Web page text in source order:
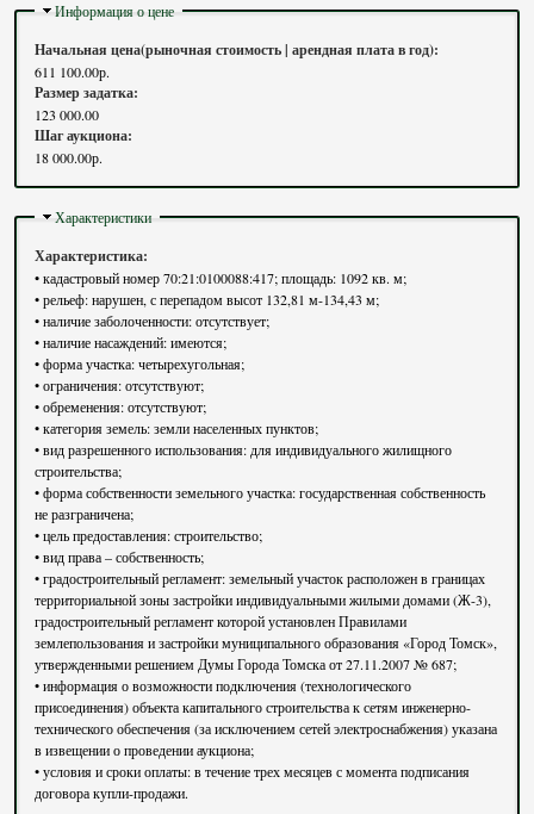
Скрыть
Информация о цене
Начальная цена(рыночная стоимость | арендная плата в год):
611 100.00р.
Размер задатка:
123 000.00
Шаг аукциона:
18 000.00р.
Скрыть
Характеристики
Характеристика:
• кадастровый номер 70:21:0100088:417; площадь: 1092 кв. м;
• рельеф: нарушен, с перепадом высот 132,81 м-134,43 м;
• наличие заболоченности: отсутствует;
• наличие насаждений: имеются;
• форма участка: четырехугольная;
• ограничения: отсутствуют;
• обременения: отсутствуют;
• категория земель: земли населенных пунктов;
• вид разрешенного использования: для индивидуального жилищного
строительства;
• форма собственности земельного участка: государственная собственность
не разграничена;
• цель предоставления: строительство;
• вид права – собственность;
• градостроительный регламент: земельный участок расположен в границах
территориальной зоны застройки индивидуальными жилыми домами (Ж-3),
градостроительный регламент которой установлен Правилами
землепользования и застройки муниципального образования «Город Томск»,
утвержденными решением Думы Города Томска от 27.11.2007 № 687;
• информация о возможности подключения (технологического
присоединения) объекта капитального строительства к сетям инженерно-
технического обеспечения (за исключением сетей электроснабжения) указана
в извещении о проведении аукциона;
• условия и сроки оплаты: в течение трех месяцев с момента подписания
договора купли-продажи.